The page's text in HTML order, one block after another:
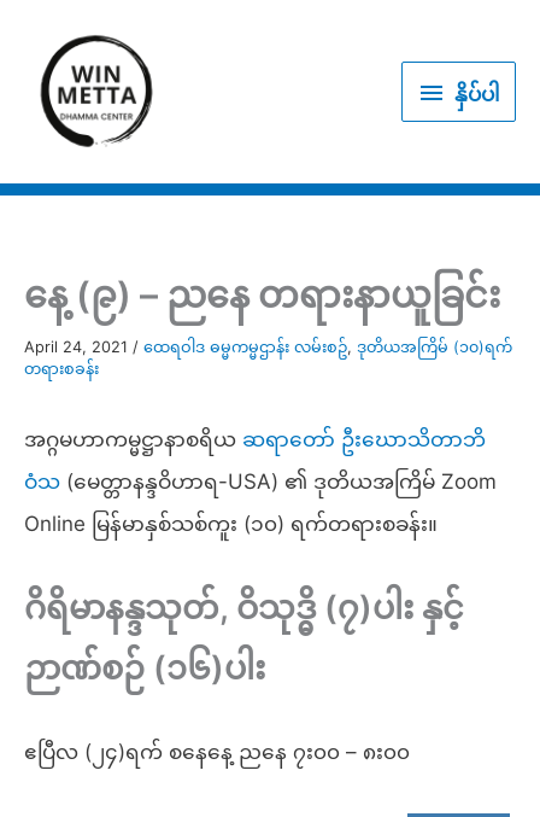
content
နှိပ် နှိပ်ပါ
နေ့ (၉) – ညနေ တရားနာယူခြင်း
April 24, 2021 / ထေရဝါဒ ဓမ္မကမ္မဌာန်း လမ်းစဥ်, ဒုတိယအကြိမ် (၁၀)ရက်
တရားစခန်း
အဂ္ဂမဟာကမ္မဋ္ဌာနာစရိယ ဆရာတော် ဦးဃောသိတာဘိ
ဝံသ (မေတ္တာနန္ဒဝိဟာရ-USA) ၏ ဒုတိယအကြိမ် Zoom
Online မြန်မာနှစ်သစ်ကူး (၁၀) ရက်တရားစခန်း။
ဂိရိမာနန္ဒသုတ်, ဝိသုဒ္ဓိ (၇)ပါး နှင့်
ဉာဏ်စဉ် (၁၆)ပါး
ဧပြီလ (၂၄)ရက် စနေနေ့ ညနေ ၇း၀၀ – ၈း၀၀